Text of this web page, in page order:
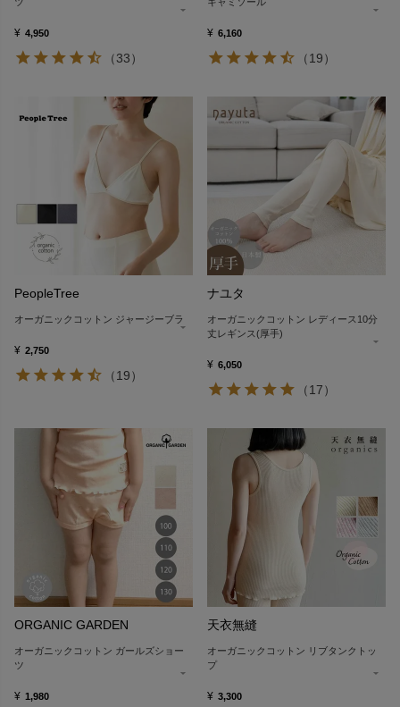
¥ 4,950
（33）
¥ 6,160
（19）
PeopleTree
オーガニックコットン ジャージーブラ
¥ 2,750
（19）
ナユタ
オーガニックコットン レディース10分
丈レギンス(厚手)
¥ 6,050
（17）
ORGANIC GARDEN
オーガニックコットン ガールズショー
ツ
¥ 1,980
天衣無縫
オーガニックコットン リブタンクトッ
プ
¥ 3,300